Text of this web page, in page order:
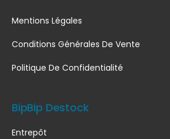
Mentions Légales
Conditions Générales De Vente
Politique De Confidentialité
BipBip Destock
Entrepôt